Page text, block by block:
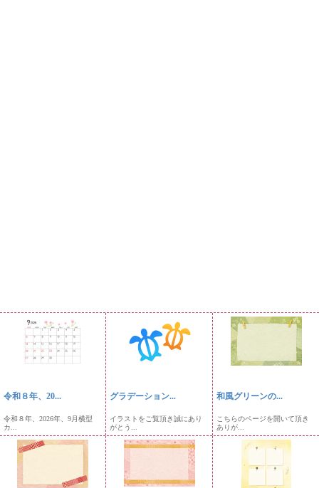
令和８年、20...
令和８年、2026年、9月横型
カ...
グラデーション...
イラストをご覧頂き誠にあり
がとう...
和風グリーンの...
こちらのページを開いて頂き
ありが...